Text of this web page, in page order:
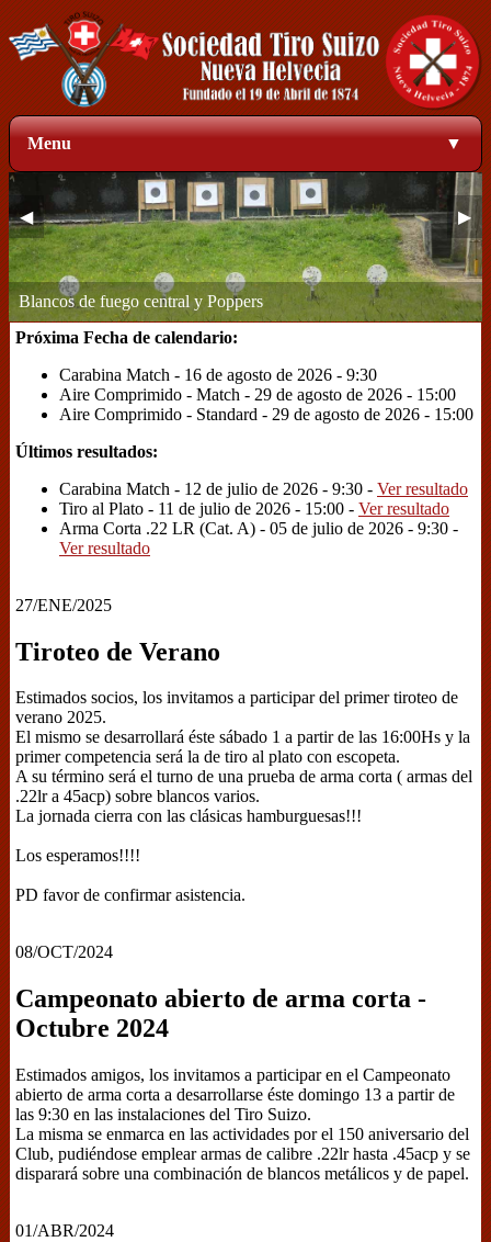
Menu ▼
Zona de blancos a 50 metros
◀ ▶
1
Próxima Fecha de calendario:
Carabina Match - 16 de agosto de 2026 - 9:30
Aire Comprimido - Match - 29 de agosto de 2026 - 15:00
Aire Comprimido - Standard - 29 de agosto de 2026 - 15:00
Últimos resultados:
Carabina Match - 12 de julio de 2026 - 9:30 - Ver resultado
Tiro al Plato - 11 de julio de 2026 - 15:00 - Ver resultado
Arma Corta .22 LR (Cat. A) - 05 de julio de 2026 - 9:30 -
Ver resultado
27/ENE/2025
Tiroteo de Verano
Estimados socios, los invitamos a participar del primer tiroteo de
verano 2025.
El mismo se desarrollará éste sábado 1 a partir de las 16:00Hs y la
primer competencia será la de tiro al plato con escopeta.
A su término será el turno de una prueba de arma corta ( armas del
.22lr a 45acp) sobre blancos varios.
La jornada cierra con las clásicas hamburguesas!!!
Los esperamos!!!!
PD favor de confirmar asistencia.
08/OCT/2024
Campeonato abierto de arma corta -
Octubre 2024
Estimados amigos, los invitamos a participar en el Campeonato
abierto de arma corta a desarrollarse éste domingo 13 a partir de
las 9:30 en las instalaciones del Tiro Suizo.
La misma se enmarca en las actividades por el 150 aniversario del
Club, pudiéndose emplear armas de calibre .22lr hasta .45acp y se
disparará sobre una combinación de blancos metálicos y de papel.
01/ABR/2024